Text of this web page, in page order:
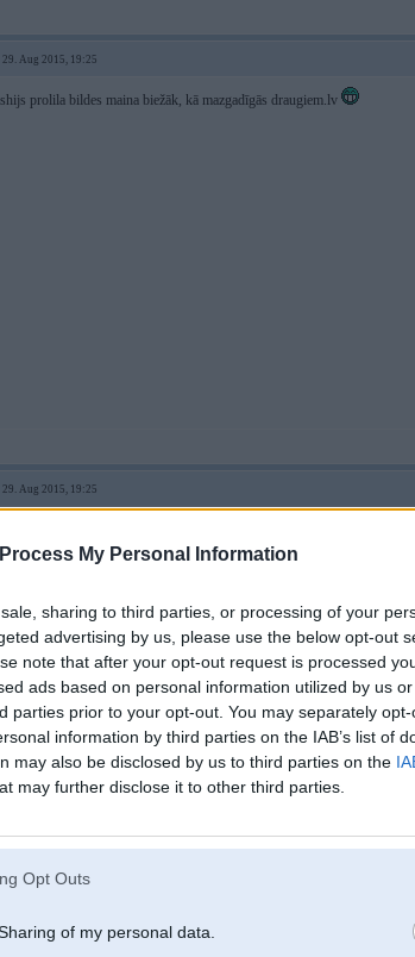
My Personal Information
sharing to third parties, or processing of your
advertising by us, please use the below opt-out
note that after your opt-out request is processed
ads based on personal information utilized by us
parties prior to your opt-out. You may separately
information by third parties on the IAB’s list of
may also be disclosed by us to third parties on the
may further disclose it to other third parties.
Opt Outs
of my personal data.
29. Aug 2015, 19:25
prolila bildes maina biežāk, kā mazgadīgās draugiem.lv
29. Aug 2015, 19:25
29 Aug 2015, 19:22:49 martinssirants rakstīja:
29 Aug 2015, 19:04:51 Fashion rakstīja:
29 Aug 2015, 18:51:22 Bullis rakstīja:
Nesaprotu kāpēc jāpērk tādi sroti, nopērc normālu auto un brauc
#daudz_naudas
ar zaljo kaku ziema nedrikst braukt ja?
kkā negribās vnk, + iespēja pa ziemu kko ar to vardi padarīt